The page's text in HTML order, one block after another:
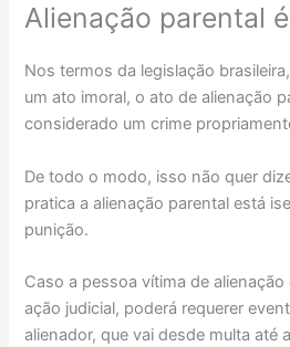
Alienação parental
Nos termos da legislação
um ato imoral, o ato de alienação
considerado um crime
De todo o modo, isso não quer
pratica a alienação parental está
punição.
Caso a pessoa vítima de
ação judicial, poderá requerer
alienador, que vai desde multa até